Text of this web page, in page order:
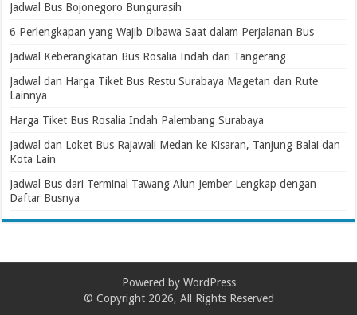
Jadwal Bus Bojonegoro Bungurasih
6 Perlengkapan yang Wajib Dibawa Saat dalam Perjalanan Bus
Jadwal Keberangkatan Bus Rosalia Indah dari Tangerang
Jadwal dan Harga Tiket Bus Restu Surabaya Magetan dan Rute
Lainnya
Harga Tiket Bus Rosalia Indah Palembang Surabaya
Jadwal dan Loket Bus Rajawali Medan ke Kisaran, Tanjung Balai dan
Kota Lain
Jadwal Bus dari Terminal Tawang Alun Jember Lengkap dengan
Daftar Busnya
Powered by WordPress
© Copyright 2026, All Rights Reserved